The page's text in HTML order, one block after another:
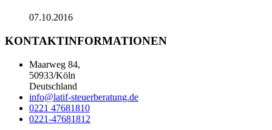
07.10.2016
KONTAKTINFORMATIONEN
Maarweg 84,
50933/Köln
Deutschland
info@latif-steuerberatung.de
0221 47681810
0221-47681812